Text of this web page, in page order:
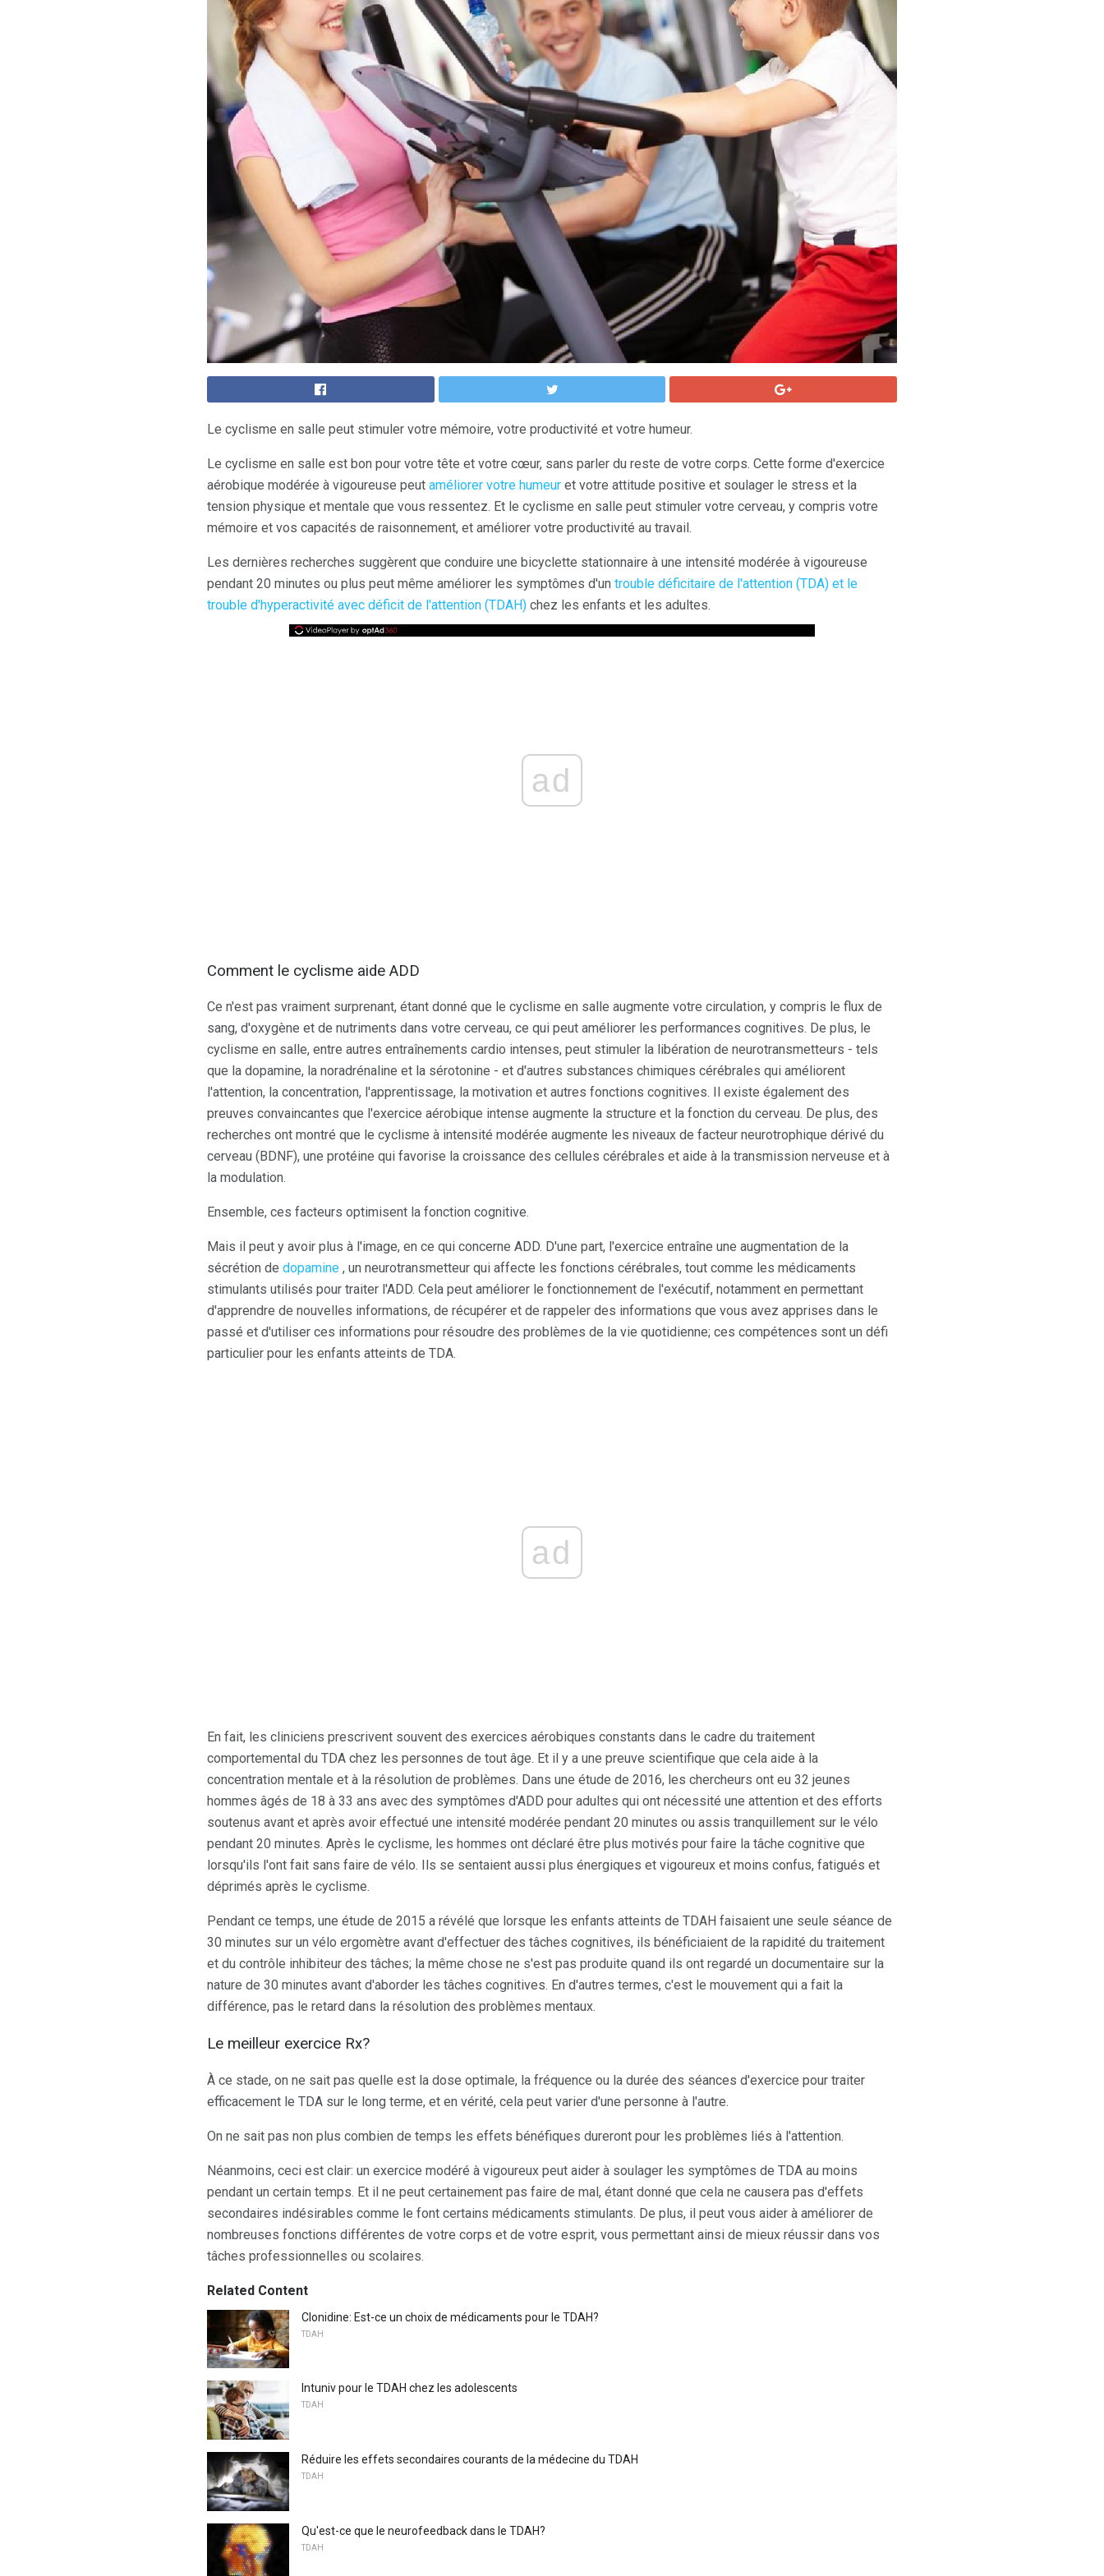
Le cyclisme en salle peut stimuler votre mémoire, votre productivité et votre humeur.
Le cyclisme en salle est bon pour votre tête et votre cœur, sans parler du reste de votre corps. Cette forme d'exercice
aérobique modérée à vigoureuse peut améliorer votre humeur et votre attitude positive et soulager le stress et la
tension physique et mentale que vous ressentez. Et le cyclisme en salle peut stimuler votre cerveau, y compris votre
mémoire et vos capacités de raisonnement, et améliorer votre productivité au travail.
Les dernières recherches suggèrent que conduire une bicyclette stationnaire à une intensité modérée à vigoureuse
pendant 20 minutes ou plus peut même améliorer les symptômes d'un trouble déficitaire de l'attention (TDA) et le
trouble d'hyperactivité avec déficit de l'attention (TDAH) chez les enfants et les adultes.
ad
Comment le cyclisme aide ADD
Ce n'est pas vraiment surprenant, étant donné que le cyclisme en salle augmente votre circulation, y compris le flux de
sang, d'oxygène et de nutriments dans votre cerveau, ce qui peut améliorer les performances cognitives. De plus, le
cyclisme en salle, entre autres entraînements cardio intenses, peut stimuler la libération de neurotransmetteurs - tels
que la dopamine, la noradrénaline et la sérotonine - et d'autres substances chimiques cérébrales qui améliorent
l'attention, la concentration, l'apprentissage, la motivation et autres fonctions cognitives. Il existe également des
preuves convaincantes que l'exercice aérobique intense augmente la structure et la fonction du cerveau. De plus, des
recherches ont montré que le cyclisme à intensité modérée augmente les niveaux de facteur neurotrophique dérivé du
cerveau (BDNF), une protéine qui favorise la croissance des cellules cérébrales et aide à la transmission nerveuse et à
la modulation.
Ensemble, ces facteurs optimisent la fonction cognitive.
Mais il peut y avoir plus à l'image, en ce qui concerne ADD. D'une part, l'exercice entraîne une augmentation de la
sécrétion de dopamine , un neurotransmetteur qui affecte les fonctions cérébrales, tout comme les médicaments
stimulants utilisés pour traiter l'ADD. Cela peut améliorer le fonctionnement de l'exécutif, notamment en permettant
d'apprendre de nouvelles informations, de récupérer et de rappeler des informations que vous avez apprises dans le
passé et d'utiliser ces informations pour résoudre des problèmes de la vie quotidienne; ces compétences sont un défi
particulier pour les enfants atteints de TDA.
ad
En fait, les cliniciens prescrivent souvent des exercices aérobiques constants dans le cadre du traitement
comportemental du TDA chez les personnes de tout âge. Et il y a une preuve scientifique que cela aide à la
concentration mentale et à la résolution de problèmes. Dans une étude de 2016, les chercheurs ont eu 32 jeunes
hommes âgés de 18 à 33 ans avec des symptômes d'ADD pour adultes qui ont nécessité une attention et des efforts
soutenus avant et après avoir effectué une intensité modérée pendant 20 minutes ou assis tranquillement sur le vélo
pendant 20 minutes. Après le cyclisme, les hommes ont déclaré être plus motivés pour faire la tâche cognitive que
lorsqu'ils l'ont fait sans faire de vélo. Ils se sentaient aussi plus énergiques et vigoureux et moins confus, fatigués et
déprimés après le cyclisme.
Pendant ce temps, une étude de 2015 a révélé que lorsque les enfants atteints de TDAH faisaient une seule séance de
30 minutes sur un vélo ergomètre avant d'effectuer des tâches cognitives, ils bénéficiaient de la rapidité du traitement
et du contrôle inhibiteur des tâches; la même chose ne s'est pas produite quand ils ont regardé un documentaire sur la
nature de 30 minutes avant d'aborder les tâches cognitives. En d'autres termes, c'est le mouvement qui a fait la
différence, pas le retard dans la résolution des problèmes mentaux.
Le meilleur exercice Rx?
À ce stade, on ne sait pas quelle est la dose optimale, la fréquence ou la durée des séances d'exercice pour traiter
efficacement le TDA sur le long terme, et en vérité, cela peut varier d'une personne à l'autre.
On ne sait pas non plus combien de temps les effets bénéfiques dureront pour les problèmes liés à l'attention.
Néanmoins, ceci est clair: un exercice modéré à vigoureux peut aider à soulager les symptômes de TDA au moins
pendant un certain temps. Et il ne peut certainement pas faire de mal, étant donné que cela ne causera pas d'effets
secondaires indésirables comme le font certains médicaments stimulants. De plus, il peut vous aider à améliorer de
nombreuses fonctions différentes de votre corps et de votre esprit, vous permettant ainsi de mieux réussir dans vos
tâches professionnelles ou scolaires.
Related Content
Clonidine: Est-ce un choix de médicaments pour le TDAH?
TDAH
Intuniv pour le TDAH chez les adolescents
TDAH
Réduire les effets secondaires courants de la médecine du TDAH
TDAH
Qu'est-ce que le neurofeedback dans le TDAH?
TDAH